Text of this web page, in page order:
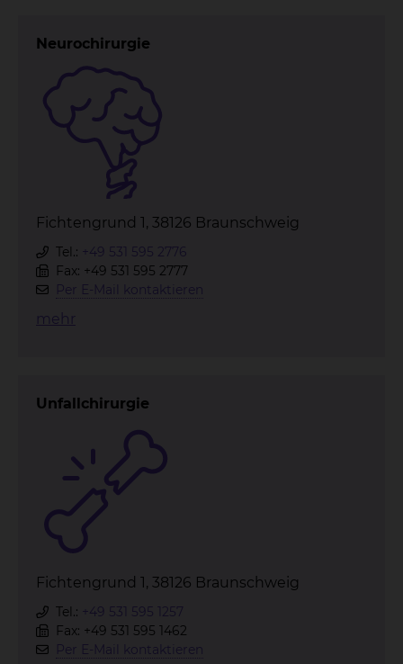
Neurochirurgie
Fichtengrund 1, 38126 Braunschweig
Tel.: +49 531 595 2776
Fax: +49 531 595 2777
Per E-Mail kontaktieren
mehr
Unfallchirurgie
Fichtengrund 1, 38126 Braunschweig
Tel.: +49 531 595 1257
Fax: +49 531 595 1462
Per E-Mail kontaktieren